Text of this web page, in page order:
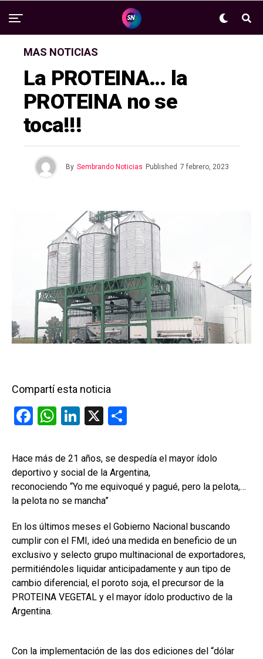
MAS NOTICIAS
La PROTEINA… la
PROTEINA no se
toca!!!
By Sembrando Noticias Published 7 febrero, 2023
Compartí esta noticia
F
ce
b
o
o
k
W
at
s
A
p
p
Li
ke
dI
n
X
m
p
ar
Hace más de 21 años, se despedía el mayor ídolo
deportivo y social de la Argentina,
reconociendo “Yo me equivoqué y pagué, pero la pelota,…
la pelota no se mancha”
En los últimos meses el Gobierno Nacional buscando
cumplir con el FMI, ideó una medida en beneficio de un
exclusivo y selecto grupo multinacional de exportadores,
permitiéndoles liquidar anticipadamente y aun tipo de
cambio diferencial, el poroto soja, el precursor de la
PROTEINA VEGETAL y el mayor ídolo productivo de la
Argentina.
Con la implementación de las dos ediciones del “dólar